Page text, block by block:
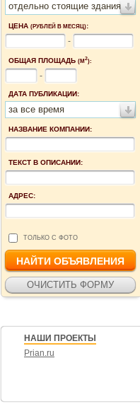
отдельно стоящие здания
ЦЕНА (РУБЛЕЙ В МЕСЯЦ):
-
ОБЩАЯ ПЛОЩАДЬ (М2):
-
ДАТА ПУБЛИКАЦИИ:
за все время
НАЗВАНИЕ КОМПАНИИ:
ТЕКСТ В ОПИСАНИИ:
АДРЕС:
ТОЛЬКО С ФОТО
НАШИ ПРОЕКТЫ
Prian.ru